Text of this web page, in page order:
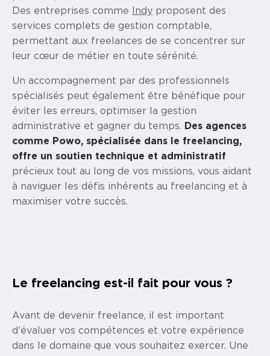
Des entreprises comme
Indy proposent des
services complets de gestion comptable,
permettant aux freelances de se concentrer sur
leur cœur de métier en toute sérénité.
Un accompagnement par des professionnels
spécialisés peut également être bénéfique pour
éviter les erreurs, optimiser la gestion
administrative et gagner du temps. Des agences
comme Powo, spécialisée dans le freelancing,
offre un soutien technique et administratif
précieux tout au long de vos missions, vous aidant
à naviguer les défis inhérents au freelancing et à
maximiser votre succès.
Le freelancing est-il fait pour vous ?
Avant de devenir freelance, il est important
d’évaluer vos compétences et votre expérience
dans le domaine que vous souhaitez exercer. Une